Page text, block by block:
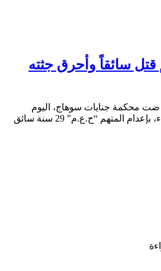
قتل سائقاً وأحرق جثته
محكمة جنايات سوهاج، اليوم
الاثنين، وبإجماع الآراء، بإعدام المتهم “ح.ع.م” 29 سنة سائق